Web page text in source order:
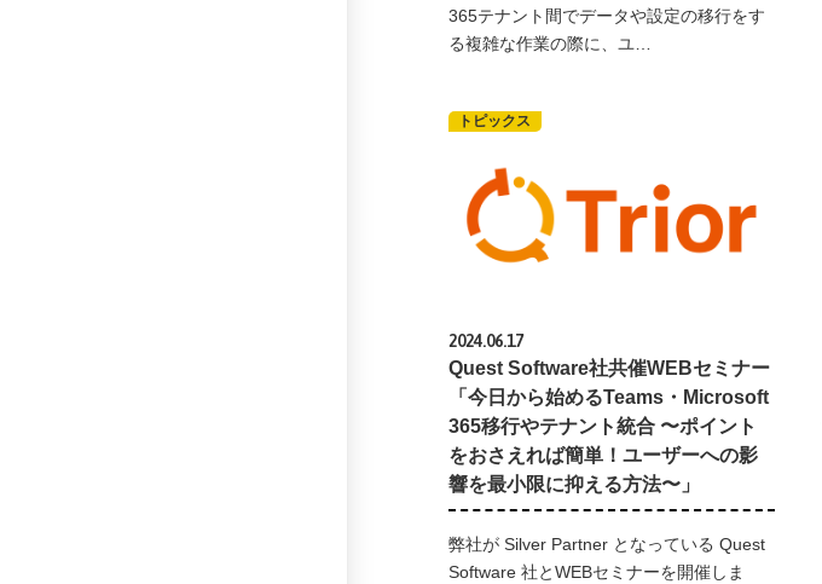
365テナント間でデータや設定の移行をす
る複雑な作業の際に、ユ…
Quest Software社共催WEBセミナー
「今日から始めるTeams・Microsoft
365移行やテナント統合 〜ポイント
をおさえれば簡単！ユーザーへの影
響を最小限に抑える方法〜」
2024.06.17
トピックス
弊社が Silver Partner となっている Quest
Software 社とWEBセミナーを開催しま